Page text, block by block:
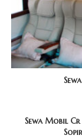
Sewa Mobil